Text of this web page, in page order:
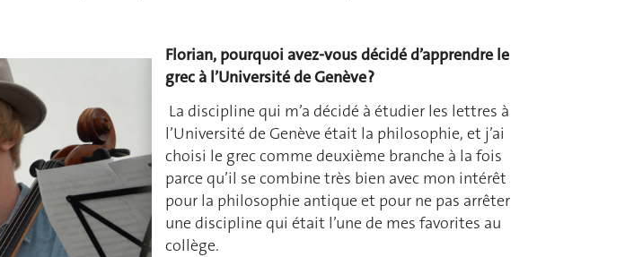
Florian, pourquoi avez-vous décidé d’apprendre le
grec à l’Université de Genève ?
La discipline qui m’a décidé à étudier les lettres à
l’Université de Genève était la philosophie, et j’ai
choisi le grec comme deuxième branche à la fois
parce qu’il se combine très bien avec mon intérêt
pour la philosophie antique et pour ne pas arrêter
une discipline qui était l’une de mes favorites au
collège.